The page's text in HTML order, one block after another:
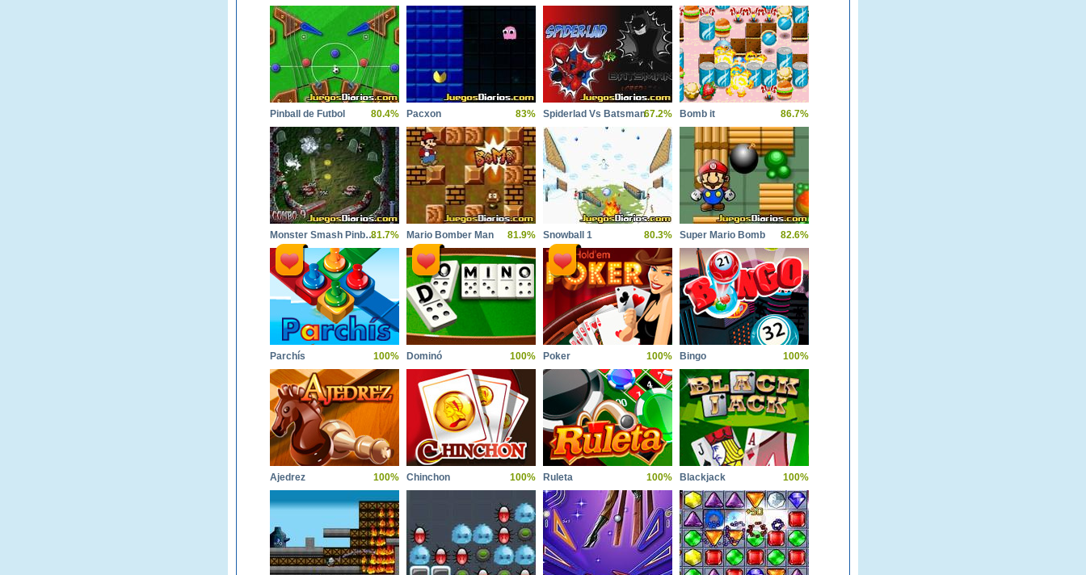
Pinball de Futbol 80.4% Pacxon 83% Spiderlad Vs Batsman67.2% Bomb it 86.7%
Monster Smash Pinball81.7% Mario Bomber Man 81.9% Snowball 1 80.3% Super Mario Bomb 82.6%
Parchís 100% Dominó 100% Poker 100% Bingo 100%
Ajedrez 100% Chinchon 100% Ruleta 100% Blackjack 100%